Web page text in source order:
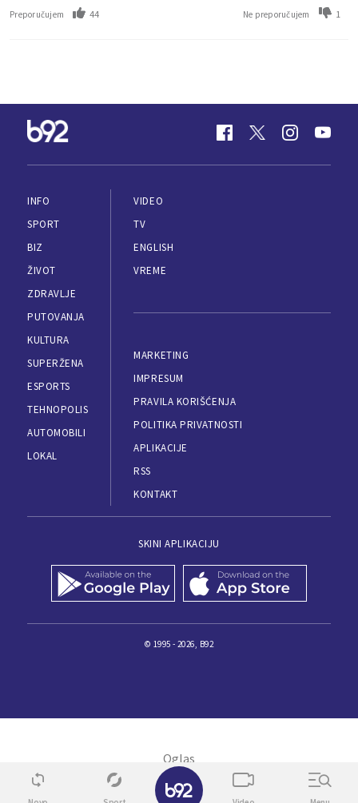
Preporučujem 44 Ne preporučujem 1
INFO
SPORT
BIZ
ŽIVOT
ZDRAVLJE
PUTOVANJA
KULTURA
SUPERŽENA
ESPORTS
TEHNOPOLIS
AUTOMOBILI
LOKAL
VIDEO
TV
ENGLISH
VREME
MARKETING
IMPRESUM
PRAVILA KORIŠĆENJA
POLITIKA PRIVATNOSTI
APLIKACIJE
RSS
KONTAKT
SKINI APLIKACIJU
© 1995 - 2026, B92
✕